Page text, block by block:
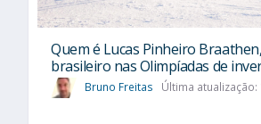
Quem é Lucas Pinheiro
brasileiro nas Olimpíadas de
Bruno Freitas Última